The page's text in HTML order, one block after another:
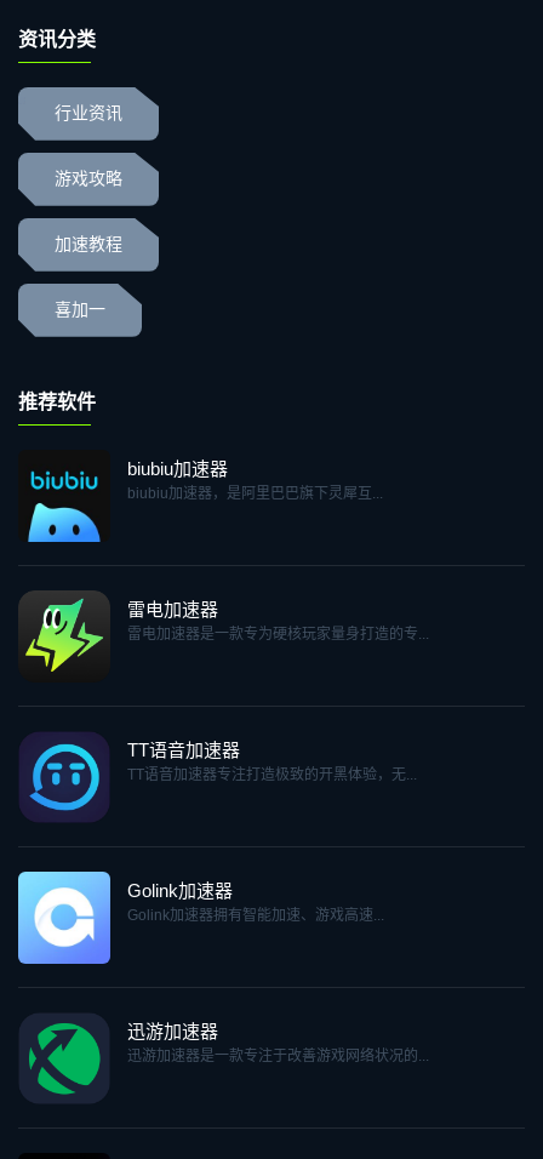
资讯分类
行业资讯
游戏攻略
加速教程
喜加一
推荐软件
biubiu加速器
biubiu加速器，是阿里巴巴旗下灵犀互...
雷电加速器
雷电加速器是一款专为硬核玩家量身打造的专...
TT语音加速器
TT语音加速器专注打造极致的开黑体验，无...
Golink加速器
Golink加速器拥有智能加速、游戏高速...
迅游加速器
迅游加速器是一款专注于改善游戏网络状况的...